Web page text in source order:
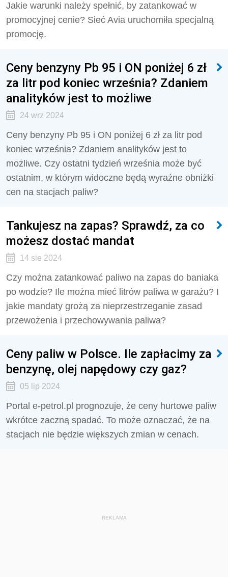
Jakie warunki należy spełnić, by zatankować w
promocyjnej cenie? Sieć Avia uruchomiła specjalną
promocję.
Ceny benzyny Pb 95 i ON poniżej 6 zł
za litr pod koniec września? Zdaniem
analityków jest to możliwe
24 wrz 2024
Ceny benzyny Pb 95 i ON poniżej 6 zł za litr pod
koniec września? Zdaniem analityków jest to
możliwe. Czy ostatni tydzień września może być
ostatnim, w którym widoczne będą wyraźne obniżki
cen na stacjach paliw?
Tankujesz na zapas? Sprawdź, za co
możesz dostać mandat
14 sie 2024
Czy można zatankować paliwo na zapas do baniaka
po wodzie? Ile można mieć litrów paliwa w garażu? I
jakie mandaty grożą za nieprzestrzeganie zasad
przewożenia i przechowywania paliwa?
Ceny paliw w Polsce. Ile zapłacimy za
benzynę, olej napędowy czy gaz?
05 lip 2024
Portal e-petrol.pl prognozuje, że ceny hurtowe paliw
wkrótce zaczną spadać. To może oznaczać, że na
stacjach nie będzie większych zmian w cenach.
REKLAMA